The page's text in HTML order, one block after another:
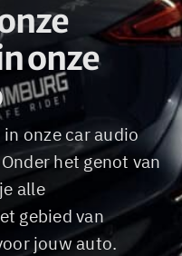
onze
in onze car audio
Onder het genot van
alle
gebied van
jouw auto.